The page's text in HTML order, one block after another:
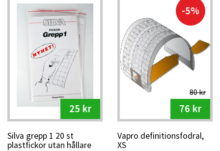
25 kr
Silva grepp 1 20 st
plastfickor utan hållare
-5%
80 kr
76 kr
Vapro definitionsfodral,
XS